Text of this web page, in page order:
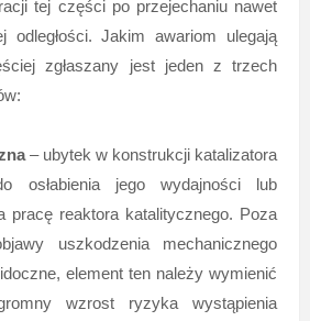
tej części po przejechaniu nawet
odległości. Jakim awariom ulegają
zgłaszany jest jeden z trzech
– ubytek w konstrukcji katalizatora
osłabienia jego wydajności lub
pracę reaktora katalitycznego. Poza
uszkodzenia mechanicznego
element ten należy wymienić
wzrost ryzyka wystąpienia